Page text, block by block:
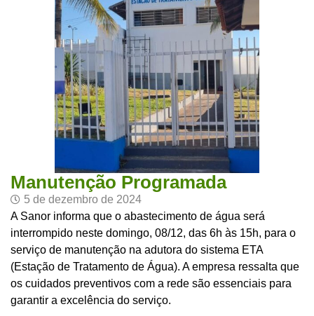
Manutenção Programada
5 de dezembro de 2024
A Sanor informa que o abastecimento de água será
interrompido neste domingo, 08/12, das 6h às 15h, para o
serviço de manutenção na adutora do sistema ETA
(Estação de Tratamento de Água). A empresa ressalta que
os cuidados preventivos com a rede são essenciais para
garantir a excelência do serviço.